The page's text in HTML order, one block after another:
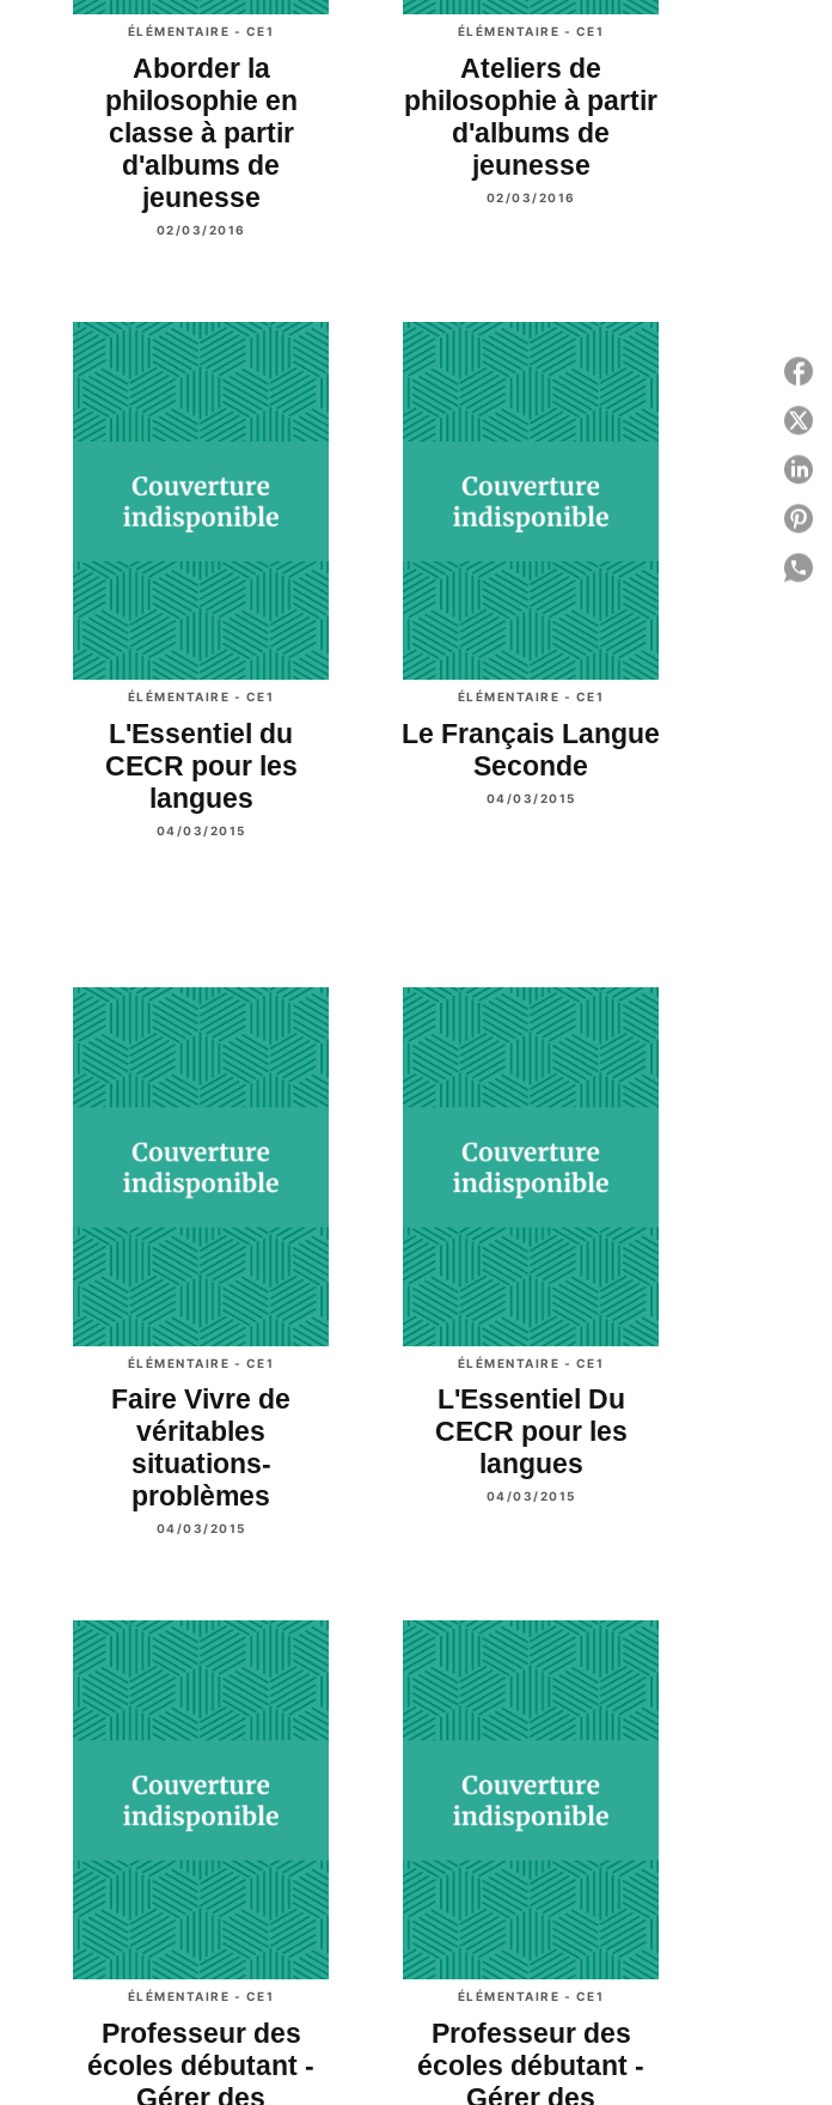
ÉLÉMENTAIRE - CE1
Aborder la
philosophie en
classe à partir
d'albums de
jeunesse
02/03/2016
ÉLÉMENTAIRE - CE1
Ateliers de
philosophie à partir
d'albums de
jeunesse
02/03/2016
ÉLÉMENTAIRE - CE1
L'Essentiel du
CECR pour les
langues
04/03/2015
ÉLÉMENTAIRE - CE1
Le Français Langue
Seconde
04/03/2015
ÉLÉMENTAIRE - CE1
Faire Vivre de
véritables
situations-
problèmes
04/03/2015
ÉLÉMENTAIRE - CE1
L'Essentiel Du
CECR pour les
langues
04/03/2015
ÉLÉMENTAIRE - CE1
Professeur des
écoles débutant -
Gérer des
ÉLÉMENTAIRE - CE1
Professeur des
écoles débutant -
Gérer des